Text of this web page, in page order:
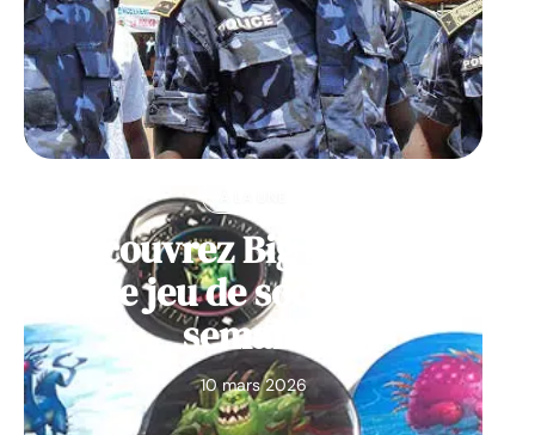
Découvrez Big Monster,
notre jeu de société de la
semaine
10 mars 2026